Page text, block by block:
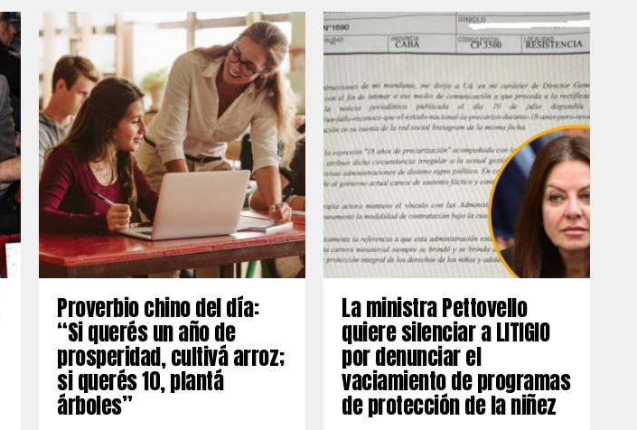
Proverbio chino del día:
“Si querés un año de
prosperidad, cultivá arroz;
si querés 10, plantá
árboles”
La ministra Pettovello
quiere silenciar a LITIGIO
por denunciar el
vaciamiento de programas
de protección de la niñez